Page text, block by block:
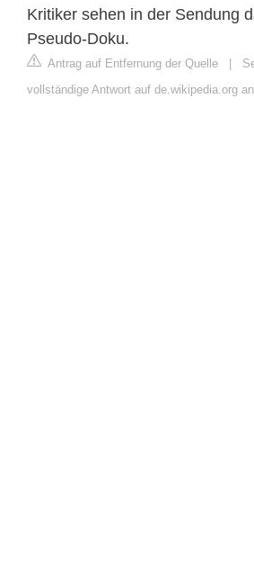
Kritiker sehen in der Sendung
Pseudo-Doku.
Antrag auf Entfernung der Quelle |
vollständige Antwort auf de.wikipedia.org an